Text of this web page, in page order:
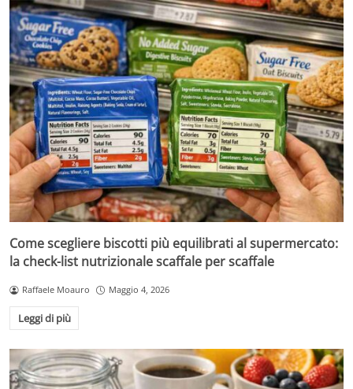
Come scegliere biscotti più equilibrati al supermercato:
la check-list nutrizionale scaffale per scaffale
Raffaele Moauro Maggio 4, 2026
Leggi di più